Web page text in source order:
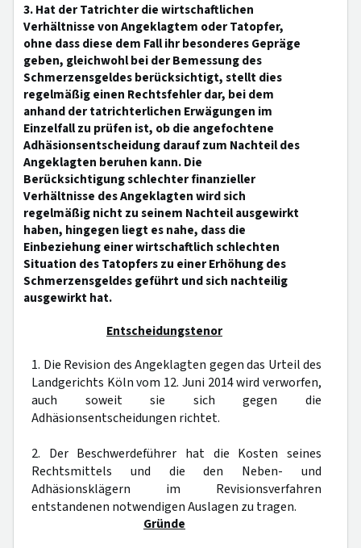
3. Hat der Tatrichter die wirtschaftlichen
Verhältnisse von Angeklagtem oder Tatopfer,
ohne dass diese dem Fall ihr besonderes Gepräge
geben, gleichwohl bei der Bemessung des
Schmerzensgeldes berücksichtigt, stellt dies
regelmäßig einen Rechtsfehler dar, bei dem
anhand der tatrichterlichen Erwägungen im
Einzelfall zu prüfen ist, ob die angefochtene
Adhäsionsentscheidung darauf zum Nachteil des
Angeklagten beruhen kann. Die
Berücksichtigung schlechter finanzieller
Verhältnisse des Angeklagten wird sich
regelmäßig nicht zu seinem Nachteil ausgewirkt
haben, hingegen liegt es nahe, dass die
Einbeziehung einer wirtschaftlich schlechten
Situation des Tatopfers zu einer Erhöhung des
Schmerzensgeldes geführt und sich nachteilig
ausgewirkt hat.
Entscheidungstenor
1. Die Revision des Angeklagten gegen das Urteil des
Landgerichts Köln vom 12. Juni 2014 wird verworfen,
auch soweit sie sich gegen die
Adhäsionsentscheidungen richtet.
2. Der Beschwerdeführer hat die Kosten seines
Rechtsmittels und die den Neben- und
Adhäsionsklägern im Revisionsverfahren
entstandenen notwendigen Auslagen zu tragen.
Gründe